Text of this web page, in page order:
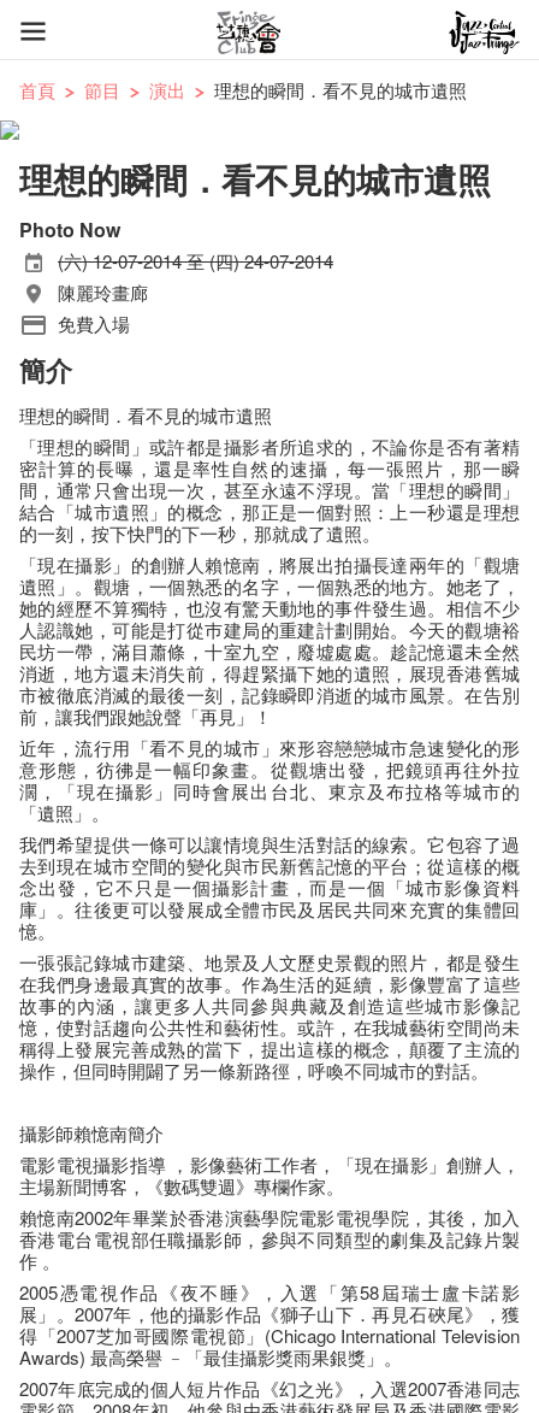
首頁 節目 演出 理想的瞬間．看不見的城市遺照
理想的瞬間．看不見的城市遺照
Photo Now
(六) 12-07-2014 至 (四) 24-07-2014
陳麗玲畫廊
免費入場
簡介
理想的瞬間．看不見的城市遺照
「理想的瞬間」或許都是攝影者所追求的，不論你是否有著精
密計算的長曝，還是率性自然的速攝，每一張照片，那一瞬
間，通常只會出現一次，甚至永遠不浮現。當「理想的瞬間」
結合「城市遺照」的概念，那正是一個對照：上一秒還是理想
的一刻，按下快門的下一秒，那就成了遺照。
「現在攝影」的創辦人賴憶南，將展出拍攝長達兩年的「觀塘
遺照」。觀塘，一個熟悉的名字，一個熟悉的地方。她老了，
她的經歷不算獨特，也沒有驚天動地的事件發生過。相信不少
人認識她，可能是打從巿建局的重建計劃開始。今天的觀塘裕
民坊一帶，滿目蕭條，十室九空，廢墟處處。趁記憶還未全然
消逝，地方還未消失前，得趕緊攝下她的遺照，展現香港舊城
市被徹底消滅的最後一刻，記錄瞬即消逝的城市風景。在告別
前，讓我們跟她說聲「再見」！
近年，流行用「看不見的城市」來形容戀戀城市急速變化的形
意形態，彷彿是一幅印象畫。從觀塘出發，把鏡頭再往外拉
濶，「現在攝影」同時會展出台北、東京及布拉格等城市的
「遺照」。
我們希望提供一條可以讓情境與生活對話的線索。它包容了過
去到現在城市空間的變化與市民新舊記憶的平台；從這樣的概
念出發，它不只是一個攝影計畫，而是一個「城市影像資料
庫」。往後更可以發展成全體市民及居民共同來充實的集體回
憶。
一張張記錄城市建築、地景及人文歷史景觀的照片，都是發生
在我們身邊最真實的故事。作為生活的延續，影像豐富了這些
故事的內涵，讓更多人共同參與典藏及創造這些城市影像記
憶，使對話趨向公共性和藝術性。或許，在我城藝術空間尚未
稱得上發展完善成熟的當下，提出這樣的概念，顛覆了主流的
操作，但同時開闢了另一條新路徑，呼喚不同城市的對話。
攝影師賴憶南簡介
電影電視攝影指導 ，影像藝術工作者，「現在攝影」創辦人，
主場新聞博客，《數碼雙週》專欄作家。
賴憶南2002年畢業於香港演藝學院電影電視學院，其後，加入
香港電台電視部任職攝影師，參與不同類型的劇集及記錄片製
作 。
2005憑電視作品《夜不睡》，入選「第58屆瑞士盧卡諾影
展」。2007年，他的攝影作品《獅子山下．再見石硤尾》，獲
得「2007芝加哥國際電視節」(Chicago International Television
Awards) 最高榮譽 ﹣「最佳攝影獎雨果銀獎」。
2007年底完成的個人短片作品《幻之光》，入選2007香港同志